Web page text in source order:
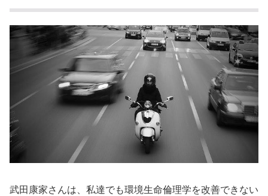
武田康家さんは、私達でも環境生命倫理学を改善できない